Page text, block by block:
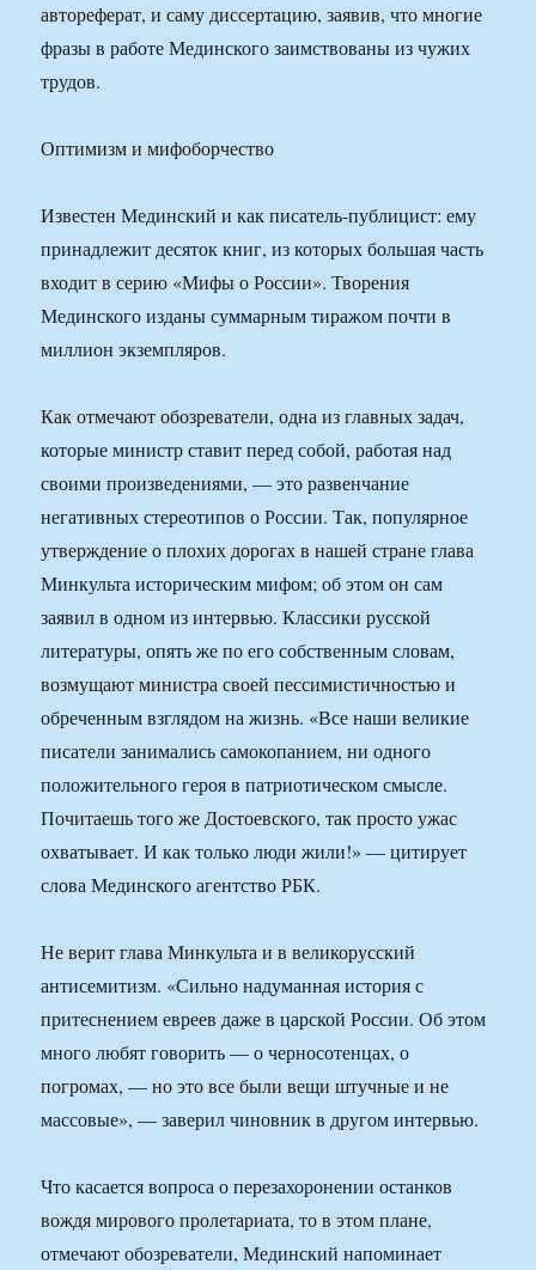
автореферат, и саму диссертацию, заявив, что многие
фразы в работе Мединского заимствованы из чужих
трудов.
Оптимизм и мифоборчество
Известен Мединский и как писатель-публицист: ему
принадлежит десяток книг, из которых большая часть
входит в серию «Мифы о России». Творения
Мединского изданы суммарным тиражом почти в
миллион экземпляров.
Как отмечают обозреватели, одна из главных задач,
которые министр ставит перед собой, работая над
своими произведениями, — это развенчание
негативных стереотипов о России. Так, популярное
утверждение о плохих дорогах в нашей стране глава
Минкульта историческим мифом; об этом он сам
заявил в одном из интервью. Классики русской
литературы, опять же по его собственным словам,
возмущают министра своей пессимистичностью и
обреченным взглядом на жизнь. «Все наши великие
писатели занимались самокопанием, ни одного
положительного героя в патриотическом смысле.
Почитаешь того же Достоевского, так просто ужас
охватывает. И как только люди жили!» — цитирует
слова Мединского агентство РБК.
Не верит глава Минкульта и в великорусский
антисемитизм. «Сильно надуманная история с
притеснением евреев даже в царской России. Об этом
много любят говорить — о черносотенцах, о
погромах, — но это все были вещи штучные и не
массовые», — заверил чиновник в другом интервью.
Что касается вопроса о перезахоронении останков
вождя мирового пролетариата, то в этом плане,
отмечают обозреватели, Мединский напоминает